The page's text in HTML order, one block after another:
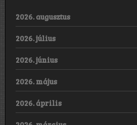
2026. augusztus
2026. július
2026. június
2026. május
2026. április